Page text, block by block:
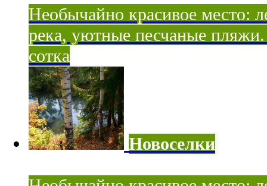
Необычайно красивое место:
река, уютные песчаные
сотка
Новоселки